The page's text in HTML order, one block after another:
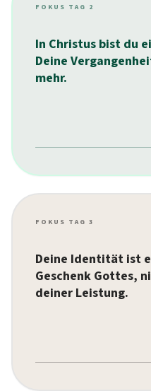
FOKUS TAG 2
In Christus bist du
Deine
mehr.
FOKUS TAG 3
Deine Identität ist
Geschenk Gottes,
deiner Leistung.